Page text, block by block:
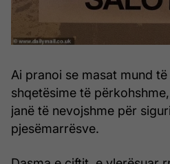
Ai pranoi se masat mund
shqetësime të
janë të nevojshme për
pjesëmarrësve.